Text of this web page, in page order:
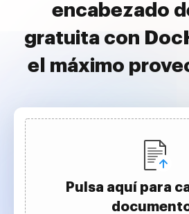
encabezado
gratuita con
el máximo
Pulsa aquí para